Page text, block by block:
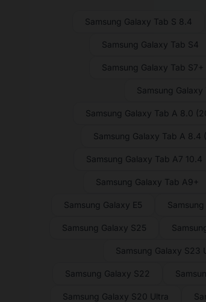
Samsung Galaxy Tab S 8.4
Samsung Galaxy Tab S4
Samsung Galaxy Tab S7+
Samsung Galaxy
Samsung Galaxy Tab A 8.0
Samsung Galaxy Tab A 8.4
Samsung Galaxy Tab A7 10.4
Samsung Galaxy Tab A9+
Samsung Galaxy E5
Samsung Galaxy S25
Samsung Galaxy S23
Samsung Galaxy S22
Samsung Galaxy S20 Ultra